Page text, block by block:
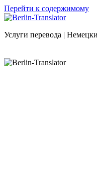
Перейти к содержимому
Услуги перевода |